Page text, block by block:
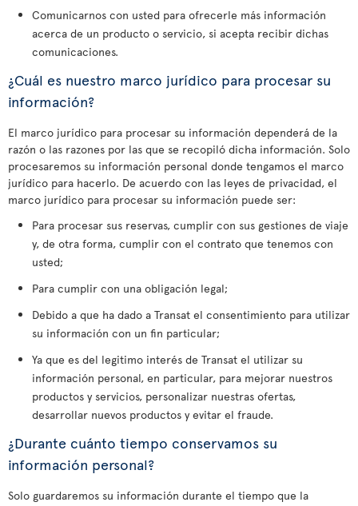
Comunicarnos con usted para ofrecerle más información
acerca de un producto o servicio, si acepta recibir dichas
comunicaciones.
¿Cuál es nuestro marco jurídico para procesar su
información?
El marco jurídico para procesar su información dependerá de la
razón o las razones por las que se recopiló dicha información. Solo
procesaremos su información personal donde tengamos el marco
jurídico para hacerlo. De acuerdo con las leyes de privacidad, el
marco jurídico para procesar su información puede ser:
Para procesar sus reservas, cumplir con sus gestiones de viaje
y, de otra forma, cumplir con el contrato que tenemos con
usted;
Para cumplir con una obligación legal;
Debido a que ha dado a Transat el consentimiento para utilizar
su información con un fin particular;
Ya que es del legitimo interés de Transat el utilizar su
información personal, en particular, para mejorar nuestros
productos y servicios, personalizar nuestras ofertas,
desarrollar nuevos productos y evitar el fraude.
¿Durante cuánto tiempo conservamos su
información personal?
Solo guardaremos su información durante el tiempo que la